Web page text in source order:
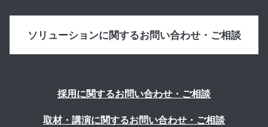
ソリューションに関するお問い合わせ・ご相談
採用に関するお問い合わせ・ご相談
取材・講演に関するお問い合わせ・ご相談